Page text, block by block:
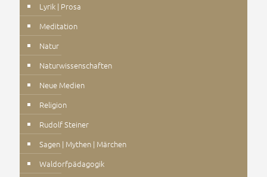
Lyrik | Prosa
Meditation
Natur
Naturwissenschaften
Neue Medien
Religion
Rudolf Steiner
Sagen | Mythen | Märchen
Waldorfpädagogik